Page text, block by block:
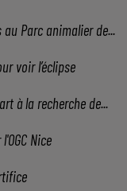
Parc animalier de...
voir l’éclipse
à la recherche de...
Nice